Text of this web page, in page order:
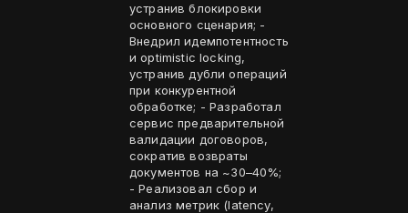
устранив блокировки
основного сценария; -
Внедрил идемпотентность
и optimistic locking,
устранив дубли операций
при конкурентной
обработке; - Разработал
сервис предварительной
валидации договоров,
сократив возвраты
документов на ~30–40%;
- Реализовал сбор и
анализ метрик (latency,